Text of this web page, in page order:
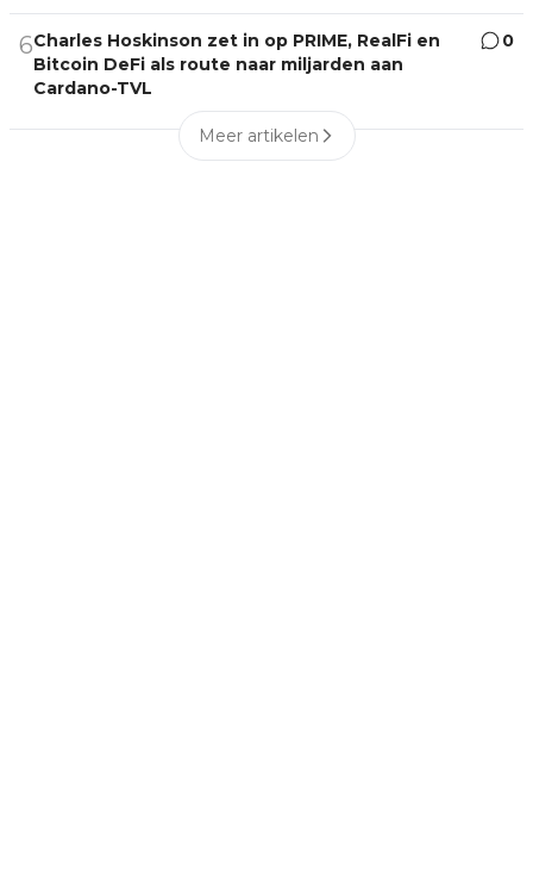
6Charles Hoskinson zet in op PRIME, RealFi en
Bitcoin DeFi als route naar miljarden aan
Cardano-TVL
0
Meer artikelen